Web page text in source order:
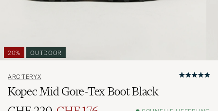
20% OUTDOOR
ARC'TERYX
Kopec Mid Gore-Tex Boot Black